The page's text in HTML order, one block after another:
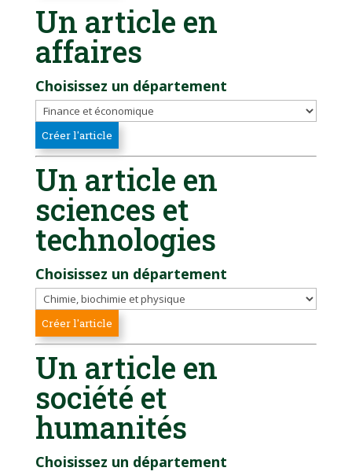
Un article en
affaires
Choisissez un département
Un article en
sciences et
technologies
Choisissez un département
Un article en
société et
humanités
Choisissez un département